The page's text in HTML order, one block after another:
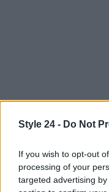
Style 24 - Do Not
If you wish to opt-out
processing of your
targeted advertising
Una pelle
Per chi cerca di
cedimento
differenza. La